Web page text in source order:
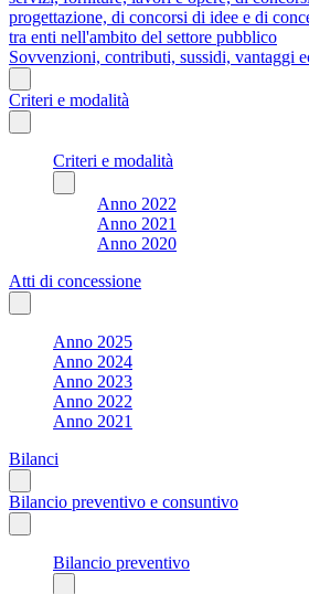
progettazione, di concorsi di idee e di
tra enti nell'ambito del settore pubblico
Sovvenzioni, contributi, sussidi, vantaggi
Criteri e modalità
Criteri e modalità
Anno 2022
Anno 2021
Anno 2020
Atti di concessione
Anno 2025
Anno 2024
Anno 2023
Anno 2022
Anno 2021
Bilanci
Bilancio preventivo e consuntivo
Bilancio preventivo